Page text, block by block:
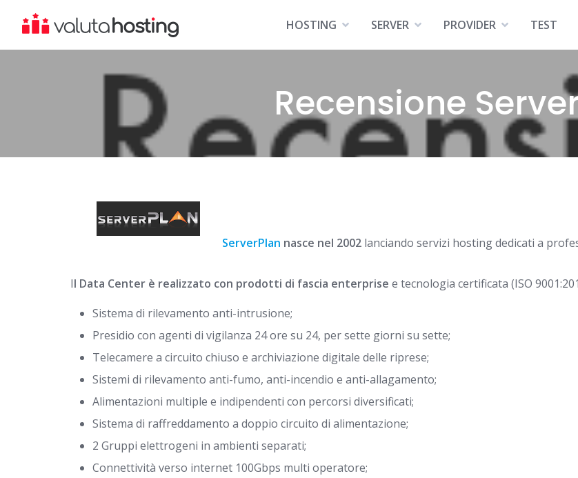
HOSTING SERVER PROVIDER TEST
Recensione
ServerPlan nasce nel 2002 lanciando servizi hosting dedicati a
Il Data Center è realizzato con prodotti di fascia enterprise e tecnologia certificata (ISO
Sistema di rilevamento anti-intrusione;
Presidio con agenti di vigilanza 24 ore su 24, per sette giorni su sette;
Telecamere a circuito chiuso e archiviazione digitale delle riprese;
Sistemi di rilevamento anti-fumo, anti-incendio e anti-allagamento;
Alimentazioni multiple e indipendenti con percorsi diversificati;
Sistema di raffreddamento a doppio circuito di alimentazione;
2 Gruppi elettrogeni in ambienti separati;
Connettività verso internet 100Gbps multi operatore;